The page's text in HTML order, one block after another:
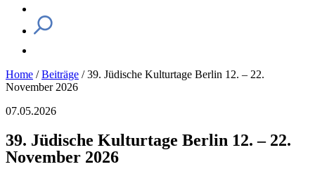
Home /Beiträge /39. Jüdische Kulturtage Berlin 12. – 22.
November 2026
07.05.2026
39. Jüdische Kulturtage Berlin 12. – 22.
November 2026